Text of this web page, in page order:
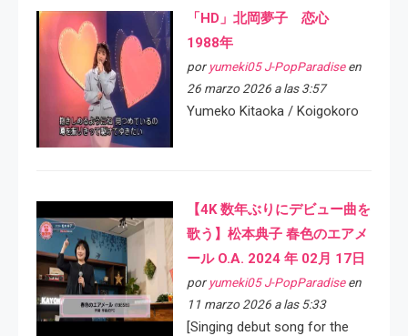
「HD」北岡夢子 恋心
1988年
por yumeki05 J-PopParadiseen
26 marzo 2026 a las 3:57
Yumeko Kitaoka / Koigokoro
【4K 数年ぶりにデビュー曲を
歌う】松本典子 春色のエアメ
ール O.A. 2024 年 02月 17日
por yumeki05 J-PopParadiseen
11 marzo 2026 a las 5:33
[Singing debut song for the